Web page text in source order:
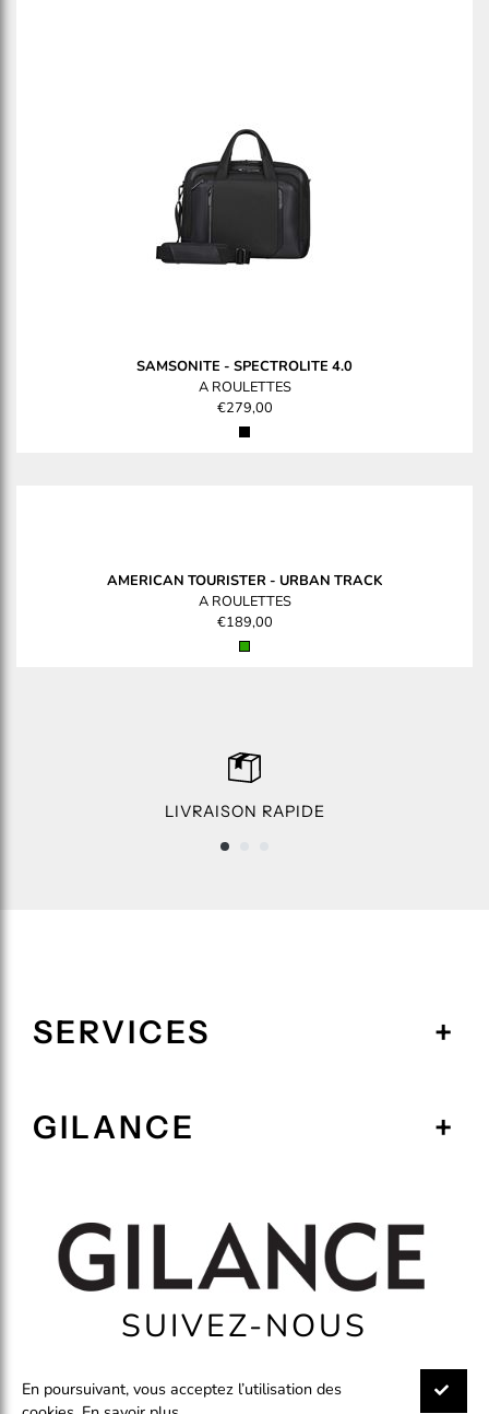
SAMSONITE - SPECTROLITE 4.0
A ROULETTES
€279,00
AMERICAN TOURISTER - URBAN TRACK
A ROULETTES
€189,00
LIVRAISON RAPIDE
SERVICES
SUIVEZ-NOUS
GILANCE
En poursuivant, vous acceptez l’utilisation des